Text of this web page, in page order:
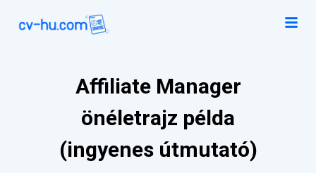
Affiliate Manager
önéletrajz példa
(ingyenes útmutató)